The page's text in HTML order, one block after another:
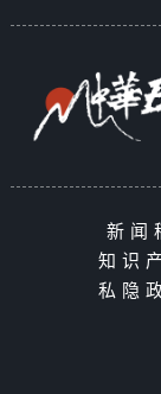
新闻
知识
私隐